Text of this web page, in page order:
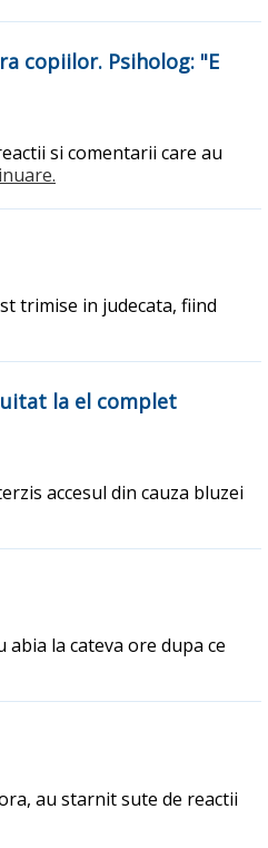
copiilor. Psiholog: "E
si comentarii care au
trimise in judecata, fiind
la el complet
accesul din cauza bluzei
la cateva ore dupa ce
au starnit sute de reactii